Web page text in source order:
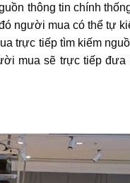
thông tin chính
người mua có thể tự
trực tiếp tìm kiếm
mua sẽ trực tiếp